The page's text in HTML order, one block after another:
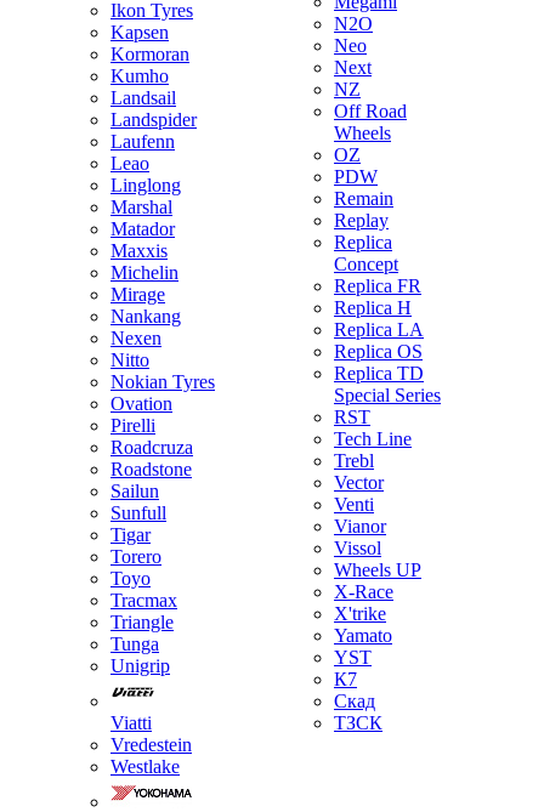
Ikon Tyres
Kapsen
Kormoran
Kumho
Landsail
Landspider
Laufenn
Leao
Linglong
Marshal
Matador
Maxxis
Michelin
Mirage
Nankang
Nexen
Nitto
Nokian Tyres
Ovation
Pirelli
Roadcruza
Roadstone
Sailun
Sunfull
Tigar
Torero
Toyo
Tracmax
Triangle
Tunga
Unigrip
Viatti
Vredestein
Westlake
N2O
Neo
Next
NZ
Off Road
Wheels
OZ
PDW
Remain
Replay
Replica
Concept
Replica FR
Replica H
Replica LA
Replica OS
Replica TD
Special Series
RST
Tech Line
Trebl
Vector
Venti
Vianor
Vissol
Wheels UP
X-Race
X'trike
Yamato
YST
К7
Скад
ТЗСК